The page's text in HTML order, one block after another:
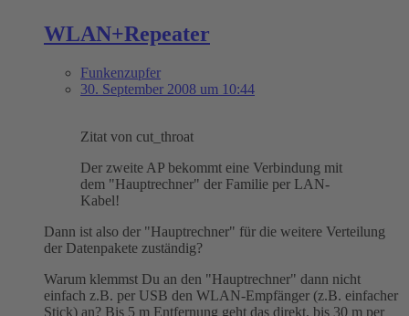
WLAN+Repeater
Funkenzupfer
30. September 2008 um 10:44
Zitat von cut_throat
Der zweite AP bekommt eine Verbindung mit
dem "Hauptrechner" der Familie per LAN-
Kabel!
Dann ist also der "Hauptrechner" für die weitere Verteilung
der Datenpakete zuständig?
Warum klemmst Du an den "Hauptrechner" dann nicht
einfach z.B. per USB den WLAN-Empfänger (z.B. einfacher
Stick) an? Bis 5 m Entfernung geht das direkt, bis 30 m per